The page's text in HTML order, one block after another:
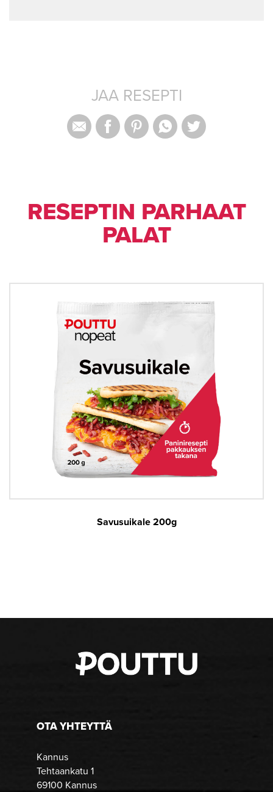
JAA RESEPTI
RESEPTIN PARHAAT
PALAT
Savusuikale 200g
OTA YHTEYTTÄ
Kannus
Tehtaankatu 1
69100 Kannus